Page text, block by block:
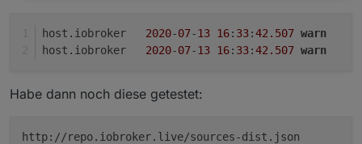
2020-07-13 16: 33:42.507 warn
2020-07-13 16: 33:42.507 warn
Habe dann noch diese getestet:
http://repo.iobroker.live/sources-dist.json